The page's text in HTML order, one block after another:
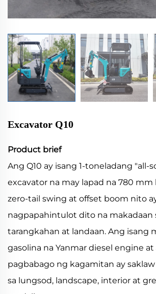
Excavator Q10
Product brief
Ang Q10 ay isang 1-toneladang "all-
excavator na may lapad na 780 mm
zero-tail swing at offset boom nito
nagpapahintulot dito na makadaan
tarangkahan at landaan. Ang isang
gasolina na Yanmar diesel engine
pagbabago ng kagamitan ay
sa lungsod, landscape, interior at